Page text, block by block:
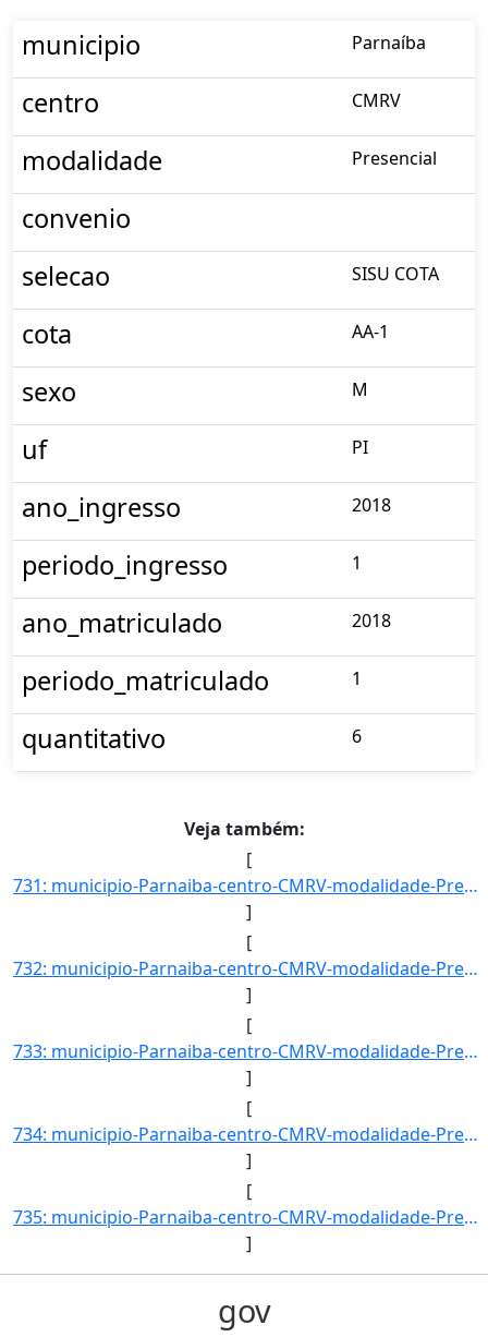
municipio Parnaíba
centro CMRV
modalidade Presencial
convenio
selecao
SISU COTA
cota AA-1
sexo M
uf PI
ano_ingresso 2018
periodo_ingresso 1
ano_matriculado 2018
periodo_matriculado 1
quantitativo 6
Veja também:
[
731: municipio-Parnaiba-centro-CMRV-modalidade-Presencial-convenio--selecao-SISU_COTA-cota-AA-2-sexo-F-uf]
]
[
732: municipio-Parnaiba-centro-CMRV-modalidade-Presencial-convenio--selecao-SISU_COTA-cota-AA-2-sexo-M-uf]
]
[
733: municipio-Parnaiba-centro-CMRV-modalidade-Presencial-convenio--selecao-SISU_COTA-cota-AA-3-sexo-F-uf]
]
[
734: municipio-Parnaiba-centro-CMRV-modalidade-Presencial-convenio--selecao-SISU_COTA-cota-AA-3-sexo-M-uf]
]
[
735: municipio-Parnaiba-centro-CMRV-modalidade-Presencial-convenio--selecao-SISU_COTA-cota-AA-4-sexo-F-uf]
]
gov